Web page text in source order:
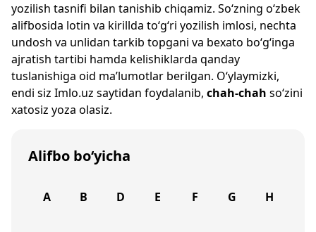
yozilish tasnifi bilan tanishib chiqamiz. So‘zning o‘zbek
alifbosida lotin va kirillda to‘g‘ri yozilish imlosi, nechta
undosh va unlidan tarkib topgani va bexato bo‘g‘inga
ajratish tartibi hamda kelishiklarda qanday
tuslanishiga oid ma’lumotlar berilgan. O‘ylaymizki,
endi siz Imlo.uz saytidan foydalanib, chah-chah so‘zini
xatosiz yoza olasiz.
Alifbo bo‘yicha
A B D E F G H